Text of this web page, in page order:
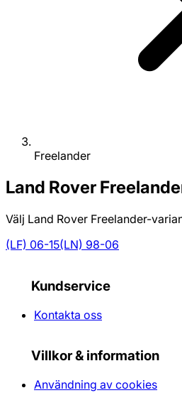
Freelander
Land Rover
Välj Land Rover Freelander-
(LF) 06-15(LN) 98-06
Kundservice
Kontakta oss
Villkor & information
Användning av cookies